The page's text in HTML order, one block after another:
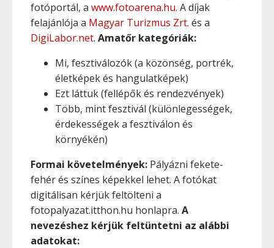
fotóportál, a www.fotoarena.hu. A díjak
felajánlója a Magyar Turizmus Zrt. és a
DigiLabor.net. Amatőr kategóriák:
Mi, fesztiválozók (a közönség, portrék,
életképek és hangulatképek)
Ezt láttuk (fellépők és rendezvények)
Több, mint fesztivál (különlegességek,
érdekességek a fesztiválon és
környékén)
Formai követelmények: Pályázni fekete-
fehér és színes képekkel lehet. A fotókat
digitálisan kérjük feltölteni a
fotopalyazat.itthon.hu honlapra. A
nevezéshez kérjük feltüntetni az alábbi
adatokat: